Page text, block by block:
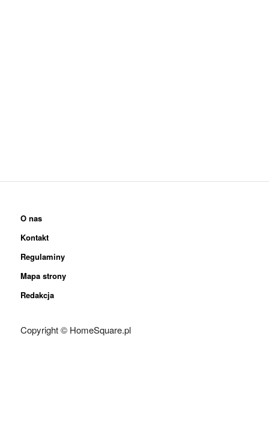
O nas
Kontakt
Regulaminy
Mapa strony
Redakcja
Copyright © HomeSquare.pl